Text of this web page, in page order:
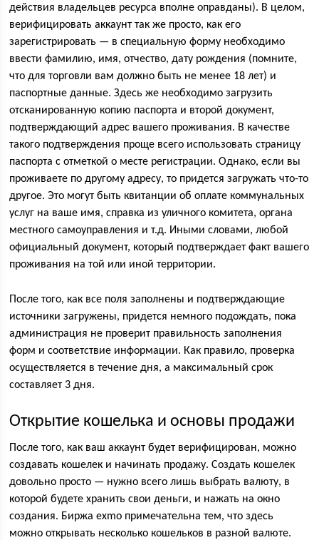
действия владельцев ресурса вполне оправданы). В целом,
верифицировать аккаунт так же просто, как его
зарегистрировать — в специальную форму необходимо
ввести фамилию, имя, отчество, дату рождения (помните,
что для торговли вам должно быть не менее 18 лет) и
паспортные данные. Здесь же необходимо загрузить
отсканированную копию паспорта и второй документ,
подтверждающий адрес вашего проживания. В качестве
такого подтверждения проще всего использовать страницу
паспорта с отметкой о месте регистрации. Однако, если вы
проживаете по другому адресу, то придется загружать что-то
другое. Это могут быть квитанции об оплате коммунальных
услуг на ваше имя, справка из уличного комитета, органа
местного самоуправления и т.д. Иными словами, любой
официальный документ, который подтверждает факт вашего
проживания на той или иной территории.
После того, как все поля заполнены и подтверждающие
источники загружены, придется немного подождать, пока
администрация не проверит правильность заполнения
форм и соответствие информации. Как правило, проверка
осуществляется в течение дня, а максимальный срок
составляет 3 дня.
Открытие кошелька и основы продажи
После того, как ваш аккаунт будет верифицирован, можно
создавать кошелек и начинать продажу. Создать кошелек
довольно просто — нужно всего лишь выбрать валюту, в
которой будете хранить свои деньги, и нажать на окно
создания. Биржа exmo примечательна тем, что здесь
можно открывать несколько кошельков в разной валюте.